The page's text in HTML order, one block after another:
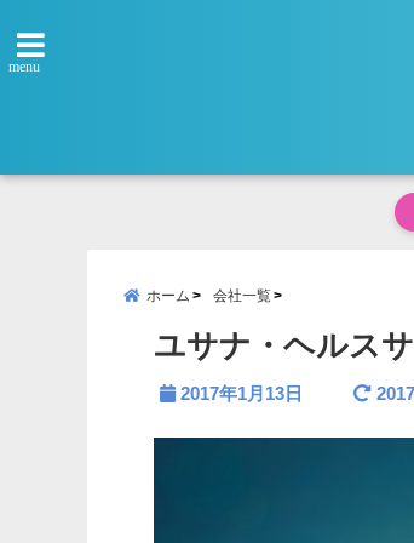
menu
ホーム 会社一覧
ユサナ・ヘルス
2017年1月13日